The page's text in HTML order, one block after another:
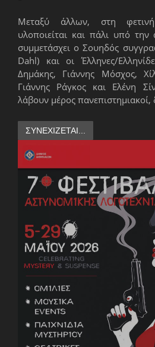
Μεταξύ άλλων, στη
υλοποιείται και πάλι υπό
συμμετάσχει ο Σουηδός
Dahl) και οι Έλληνες/
Δημάκης, Γιάννης Μόσχος,
Γιάννης Ράγκος και Ελένη
λάβουν μέρος
ΣΥΝΕΧΊΖΕΤΑΙ...